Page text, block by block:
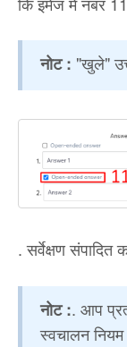
नोट : "खुले"
. सर्वेक्षण संपादित
नोट :. आप
स्वचालन